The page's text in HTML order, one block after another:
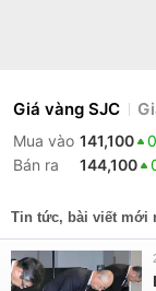
Giá vàng SJC
Mua vào 141,100
Bán ra
144,100
Tin tức, bài viết mới